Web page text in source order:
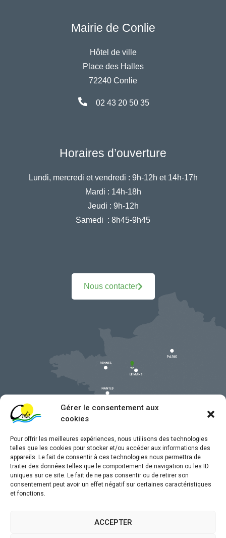
Gérer le consentement aux
cookies
Pour offrir les meilleures expériences, nous utilisons des technologies
telles que les cookies pour stocker et/ou accéder aux informations des
appareils. Le fait de consentir à ces technologies nous permettra de
traiter des données telles que le comportement de navigation ou les ID
uniques sur ce site. Le fait de ne pas consentir ou de retirer son
consentement peut avoir un effet négatif sur certaines caractéristiques
et fonctions.
ACCEPTER
Mairie de Conlie
Hôtel de ville
Place des Halles
72240 Conlie
02 43 20 50 35
Horaires d’ouverture
Lundi, mercredi et vendredi : 9h-12h et 14h-17h
Mardi : 14h-18h
Jeudi : 9h-12h
Samedi : 8h45-9h45
Nous contacter
Mentions légales
Traitement de données personnelles